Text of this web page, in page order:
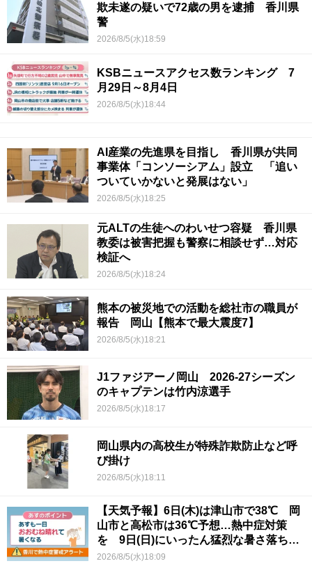
欺未遂の疑いで72歳の男を逮捕 香川県
警
2026/8/5(水)18:59
KSBニュースアクセス数ランキング 7
月29日～8月4日
2026/8/5(水)18:44
AI産業の先進県を目指し 香川県が共同
事業体「コンソーシアム」設立 「追い
ついていかないと発展はない」
2026/8/5(水)18:25
元ALTの生徒へのわいせつ容疑 香川県
教委は被害把握も警察に相談せず…対応
検証へ
2026/8/5(水)18:24
熊本の被災地での活動を総社市の職員が
報告 岡山【熊本で最大震度7】
2026/8/5(水)18:21
J1ファジアーノ岡山 2026-27シーズン
のキャプテンは竹内涼選手
2026/8/5(水)18:17
岡山県内の高校生が特殊詐欺防止など呼
び掛け
2026/8/5(水)18:11
【天気予報】6日(木)は津山市で38℃ 岡
山市と高松市は36℃予想…熱中症対策
を 9日(日)にいったん猛烈な暑さ落ち着
くか
2026/8/5(水)18:09